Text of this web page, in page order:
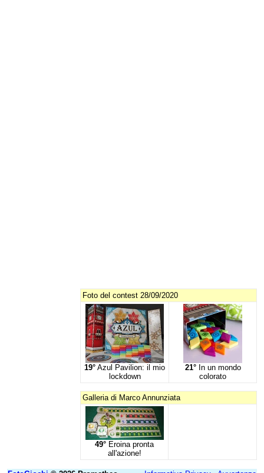
Foto del contest 28/09/2020
19° Azul Pavilion: il mio
lockdown
21°In un mondo
colorato
Galleria di Marco Annunziata
49° Eroina pronta
all'azione!